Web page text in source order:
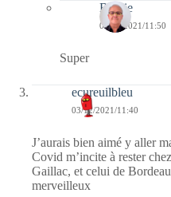
Bernie
04/12/2021/11:50
Super
ecureuilbleu
03/12/2021/11:40
J’aurais bien aimé y aller
Covid m’incite à rester
Gaillac, et celui de
merveilleux